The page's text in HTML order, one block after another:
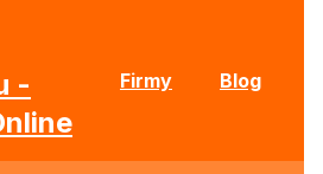
-
Firmy Blog